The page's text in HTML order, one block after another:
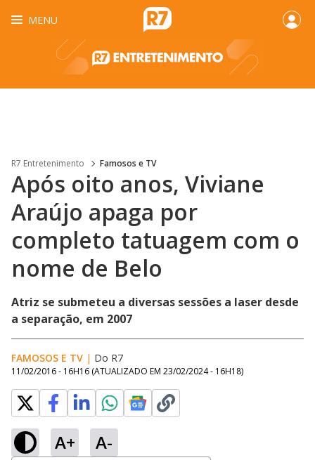
MENU
R7 Entretenimento Famosos e TV
Após oito anos, Viviane
Araújo apaga por
completo tatuagem com o
nome de Belo
Atriz se submeteu a diversas sessões a laser desde
a separação, em 2007
FAMOSOS E TV | Do R7
11/02/2016 - 16H16 (ATUALIZADO EM 23/02/2024 - 16H18)
A+ A-